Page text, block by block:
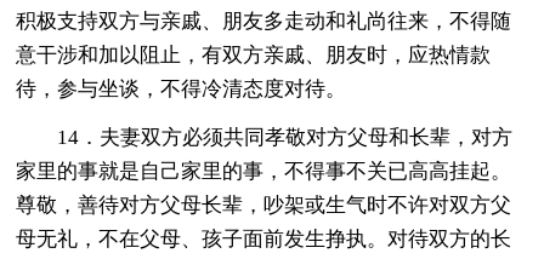
积极支持双方与亲戚、朋友多走动和礼尚往来，不得随
意干涉和加以阻止，有双方亲戚、朋友时，应热情款
待，参与坐谈，不得冷清态度对待。
14．夫妻双方必须共同孝敬对方父母和长辈，对方
家里的事就是自己家里的事，不得事不关已高高挂起。
尊敬，善待对方父母长辈，吵架或生气时不许对双方父
母无礼，不在父母、孩子面前发生挣执。对待双方的长